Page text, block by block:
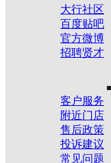
大行社区
百度贴吧
官方微博
招聘贤才
客户服务
附近门店
售后政策
投诉建议
常见问题